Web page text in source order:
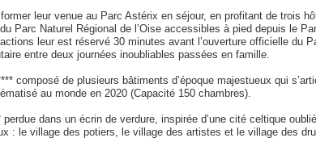
leur venue au Parc Astérix en séjour, en profitant de trois
Parc Naturel Régional de l’Oise accessibles à pied depuis le
leur est réservé 30 minutes avant l’ouverture officielle du
entre deux journées inoubliables passées en famille.
composé de plusieurs bâtiments d’époque majestueux qui
au monde en 2020 (Capacité 150 chambres).
dans un écrin de verdure, inspirée d’une cité celtique
: le village des potiers, le village des artistes et le village des